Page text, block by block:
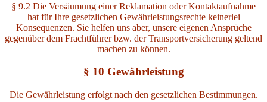
§ 9.2 Die Versäumung einer Reklamation oder Kontaktaufnahme
hat für Ihre gesetzlichen Gewährleistungsrechte keinerlei
Konsequenzen. Sie helfen uns aber, unsere eigenen Ansprüche
gegenüber dem Frachtführer bzw. der Transportversicherung geltend
machen zu können.
§ 10 Gewährleistung
Die Gewährleistung erfolgt nach den gesetzlichen Bestimmungen.